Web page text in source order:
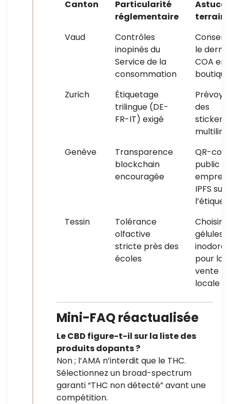
Canton
Particularité
réglementaire
Astuce
terrain
Vaud
Contrôles
inopinés du
Service de la
consommation
le
COA en
boutique
Zurich
Étiquetage
trilingue (DE-
FR-IT) exigé
des
stickers
Genève
Transparence
blockchain
encouragée
QR-
public +
IPFS sur
Tessin
Tolérance
olfactive
stricte près des
écoles
Choisir
gélules
inodores
pour la
vente
locale
Mini-FAQ réactualisée
Le CBD figure-t-il sur la liste des
produits dopants ?
Non ; l’AMA n’interdit que le THC.
Sélectionnez un broad-spectrum
garanti “THC non détecté” avant une
compétition.